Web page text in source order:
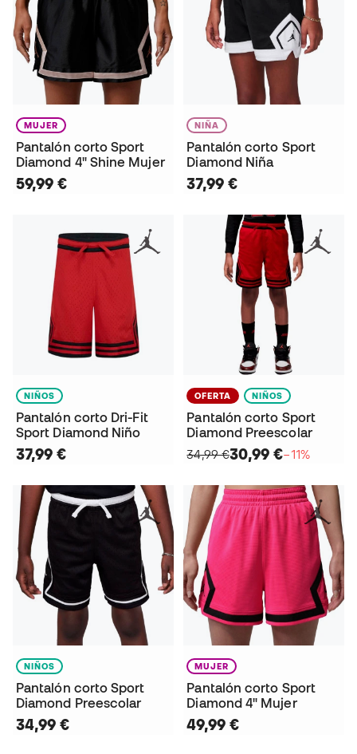
MUJER
Pantalón corto Sport
Diamond 4" Shine Mujer
59,99 €
NIÑA
Pantalón corto Sport
Diamond Niña
37,99 €
NIÑOS
Pantalón corto Dri-Fit
Sport Diamond Niño
37,99 €
OFERTA NIÑOS
Pantalón corto Sport
Diamond Preescolar
34,99 €30,99 €−11%
NIÑOS
Pantalón corto Sport
Diamond Preescolar
34,99 €
MUJER
Pantalón corto Sport
Diamond 4" Mujer
49,99 €